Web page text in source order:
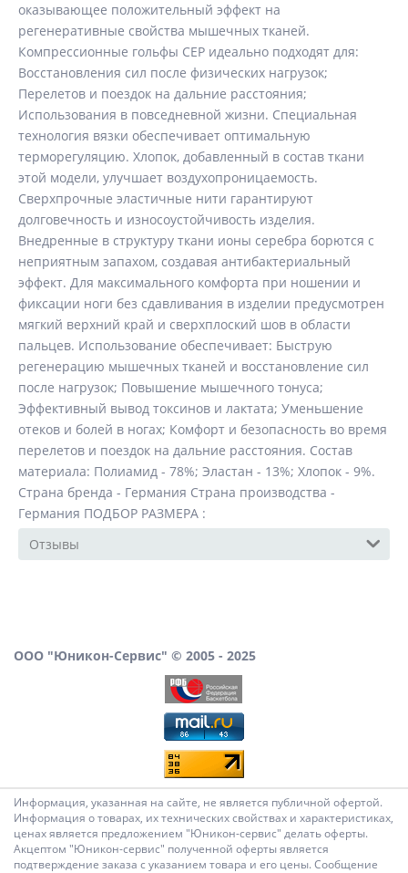
оказывающее положительный эффект на
регенеративные свойства мышечных тканей.
Компрессионные гольфы CEP идеально подходят для:
Восстановления сил после физических нагрузок;
Перелетов и поездок на дальние расстояния;
Использования в повседневной жизни. Специальная
технология вязки обеспечивает оптимальную
терморегуляцию. Хлопок, добавленный в состав ткани
этой модели, улучшает воздухопроницаемость.
Сверхпрочные эластичные нити гарантируют
долговечность и износоустойчивость изделия.
Внедренные в структуру ткани ионы серебра борются с
неприятным запахом, создавая антибактериальный
эффект. Для максимального комфорта при ношении и
фиксации ноги без сдавливания в изделии предусмотрен
мягкий верхний край и сверхплоский шов в области
пальцев. Использование обеспечивает: Быструю
регенерацию мышечных тканей и восстановление сил
после нагрузок; Повышение мышечного тонуса;
Эффективный вывод токсинов и лактата; Уменьшение
отеков и болей в ногах; Комфорт и безопасность во время
перелетов и поездок на дальние расстояния. Состав
материала: Полиамид - 78%; Эластан - 13%; Хлопок - 9%.
Страна бренда - Германия Страна производства -
Германия ПОДБОР РАЗМЕРА :
Отзывы
ООО "Юникон-Сервис" © 2005 - 2025
Информация, указанная на сайте, не является публичной офертой.
Информация о товарах, их технических свойствах и характеристиках,
ценах является предложением "Юникон-сервис" делать оферты.
Акцептом "Юникон-сервис" полученной оферты является
подтверждение заказа с указанием товара и его цены. Сообщение